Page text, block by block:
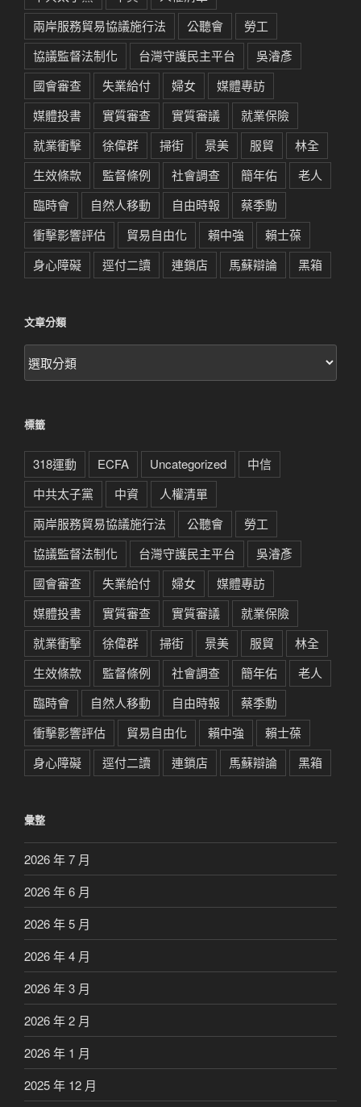
兩岸服務貿易協議施行法
公聽會
勞工
協議監督法制化
台灣守護民主平台
吳濬彥
國會審查
失業給付 婦女
媒體專訪
媒體投書
實質審查 實質審議
就業保險
就業衝擊
徐偉群 掃街 景美 服貿
林全
生效條款
監督條例 社會調查 簡年佑
老人
臨時會
自然人移動 自由時報
蔡季勳
衝擊影響評估
貿易自由化 賴中強
賴士葆
身心障礙
逕付二讀 連鎖店 馬蘇辯論 黑箱
文章分類
文
章
標籤
318運動 ECFA Uncategorized
中信
中共太子黨
中資
人權清單
兩岸服務貿易協議施行法
公聽會
勞工
協議監督法制化
台灣守護民主平台
吳濬彥
國會審查
失業給付 婦女
媒體專訪
媒體投書
實質審查 實質審議
就業保險
就業衝擊
徐偉群 掃街 景美 服貿
林全
生效條款
監督條例 社會調查 簡年佑
老人
臨時會
自然人移動 自由時報
蔡季勳
衝擊影響評估
貿易自由化 賴中強
賴士葆
身心障礙
逕付二讀 連鎖店 馬蘇辯論 黑箱
彙整
2026 年 7 月
2026 年 6 月
2026 年 5 月
2026 年 4 月
2026 年 3 月
2026 年 2 月
2026 年 1 月
2025 年 12 月